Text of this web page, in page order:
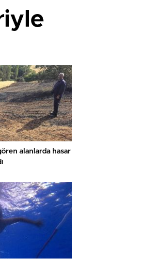
alanlarda hasar